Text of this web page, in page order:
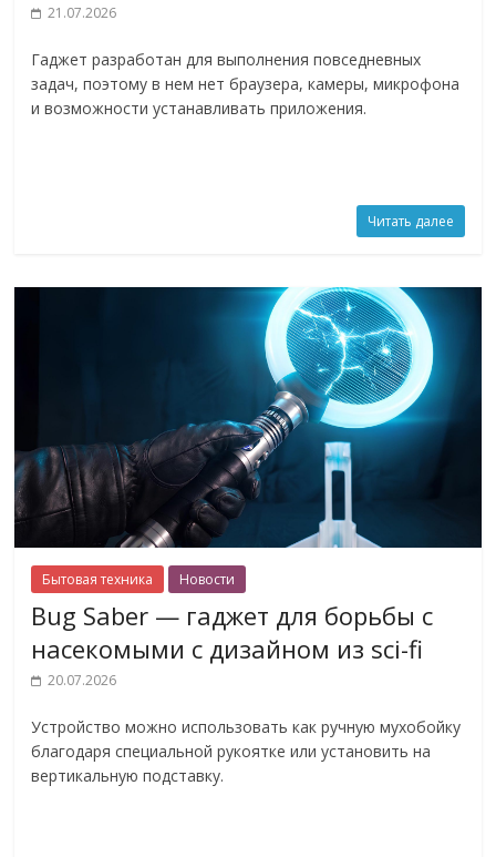
21.07.2026
Гаджет разработан для выполнения повседневных
задач, поэтому в нем нет браузера, камеры, микрофона
и возможности устанавливать приложения.
Читать далее
Бытовая техника Новости
Bug Saber — гаджет для борьбы с
насекомыми с дизайном из sci-fi
20.07.2026
Устройство можно использовать как ручную мухобойку
благодаря специальной рукоятке или установить на
вертикальную подставку.